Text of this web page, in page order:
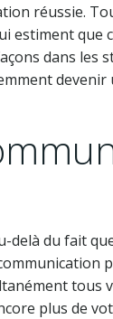
réussie.
que
dans les
delà du fait
tous
plus de